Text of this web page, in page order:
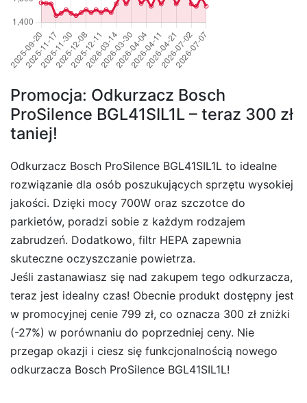
Promocja: Odkurzacz Bosch
ProSilence BGL41SIL1L – teraz 300 zł
taniej!
Odkurzacz Bosch ProSilence BGL41SIL1L to idealne
rozwiązanie dla osób poszukujących sprzętu wysokiej
jakości. Dzięki mocy 700W oraz szczotce do
parkietów, poradzi sobie z każdym rodzajem
zabrudzeń. Dodatkowo, filtr HEPA zapewnia
skuteczne oczyszczanie powietrza.
Jeśli zastanawiasz się nad zakupem tego odkurzacza,
teraz jest idealny czas! Obecnie produkt dostępny jest
w promocyjnej cenie 799 zł, co oznacza 300 zł zniżki
(-27%) w porównaniu do poprzedniej ceny. Nie
przegap okazji i ciesz się funkcjonalnością nowego
odkurzacza Bosch ProSilence BGL41SIL1L!